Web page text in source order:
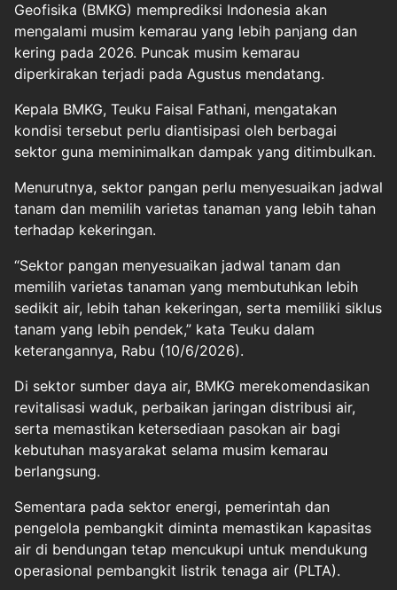
Geofisika (BMKG) memprediksi Indonesia akan
mengalami musim kemarau yang lebih panjang dan
kering pada 2026. Puncak musim kemarau
diperkirakan terjadi pada Agustus mendatang.
Kepala BMKG, Teuku Faisal Fathani, mengatakan
kondisi tersebut perlu diantisipasi oleh berbagai
sektor guna meminimalkan dampak yang ditimbulkan.
Menurutnya, sektor pangan perlu menyesuaikan jadwal
tanam dan memilih varietas tanaman yang lebih tahan
terhadap kekeringan.
“Sektor pangan menyesuaikan jadwal tanam dan
memilih varietas tanaman yang membutuhkan lebih
sedikit air, lebih tahan kekeringan, serta memiliki siklus
tanam yang lebih pendek,” kata Teuku dalam
keterangannya, Rabu (10/6/2026).
Di sektor sumber daya air, BMKG merekomendasikan
revitalisasi waduk, perbaikan jaringan distribusi air,
serta memastikan ketersediaan pasokan air bagi
kebutuhan masyarakat selama musim kemarau
berlangsung.
Sementara pada sektor energi, pemerintah dan
pengelola pembangkit diminta memastikan kapasitas
air di bendungan tetap mencukupi untuk mendukung
operasional pembangkit listrik tenaga air (PLTA).